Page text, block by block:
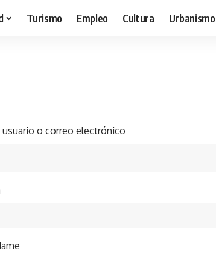
Turismo Empleo Cultura Urbanismo
usuario o correo electrónico